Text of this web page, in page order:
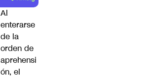
Al
enterarse
de la
orden de
aprehensi
ón, el